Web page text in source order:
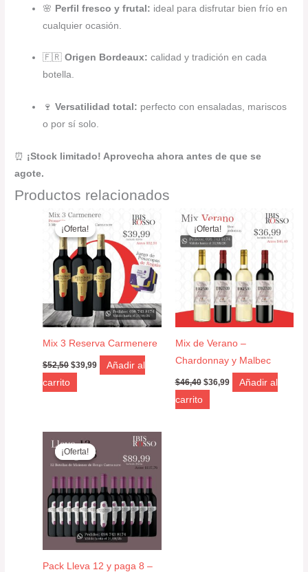
🌸 Perfil fresco y frutal: ideal para disfrutar bien frío en
cualquier ocasión.
🇫🇷Origen Bordeaux: calidad y tradición en cada
botella.
🍷Versatilidad total: perfecto con ensaladas, mariscos
o por sí solo.
⏰ ¡Stock limitado! Aprovecha ahora antes de que se
agote.
Productos relacionados
¡Oferta!
¡Oferta!
Mix 3 Reserva Carmenere
$52,50
El
precio
original
era:
$52,50.
$39,99
El
precio
actual
es:
$39,99.
Añadir al
carrito
¡Oferta!
¡Oferta!
Mix de Verano –
Chardonnay y Malbec
$46,40
El
precio
original
era:
$46,40.
$36,99
precio
actual
es:
$36,99.
Añadir al
carrito
¡Oferta!
¡Oferta!
Pack Lleva 12 y paga 8 –
precio
original
era:
$137,76.
actual
es:
$89,99.